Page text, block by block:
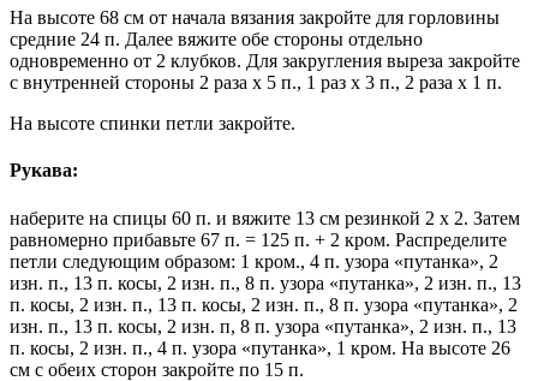
На высоте 68 см от начала вязания закройте для горловины
средние 24 п. Далее вяжите обе стороны отдельно
одновременно от 2 клубков. Для закругления выреза закройте
с внутренней стороны 2 раза х 5 п., 1 раз х 3 п., 2 раза х 1 п.
На высоте спинки петли закройте.
Рукава:
наберите на спицы 60 п. и вяжите 13 см резинкой 2 x 2. Затем
равномерно прибавьте 67 п. = 125 п. + 2 кром. Распределите
петли следующим образом: 1 кром., 4 п. узора «путанка», 2
изн. п., 13 п. косы, 2 изн. п., 8 п. узора «путанка», 2 изн. п., 13
п. косы, 2 изн. п., 13 п. косы, 2 изн. п., 8 п. узора «путанка», 2
изн. п., 13 п. косы, 2 изн. п, 8 п. узора «путанка», 2 изн. п., 13
п. косы, 2 изн. п., 4 п. узора «путанка», 1 кром. На высоте 26
см с обеих сторон закройте по 15 п.